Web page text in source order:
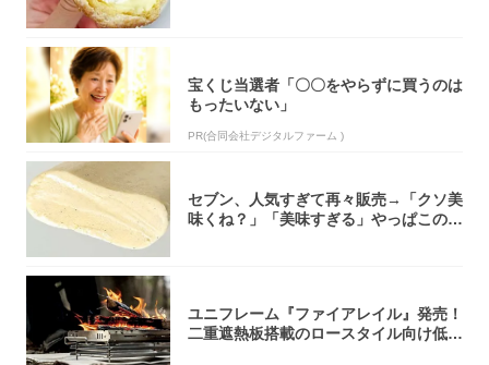
宝くじ当選者「〇〇をやらずに買うのは
もったいない」
PR(合同会社デジタルファーム )
セブン、人気すぎて再々販売→「クソ美
味くね？」「美味すぎる」やっぱこのク
ユニフレーム『ファイアレイル』発売！
二重遮熱板搭載のロースタイル向け低型